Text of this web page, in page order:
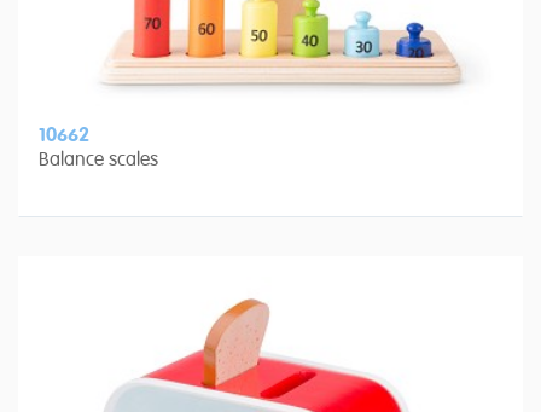
10662
Balance scales